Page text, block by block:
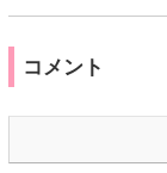
コメント